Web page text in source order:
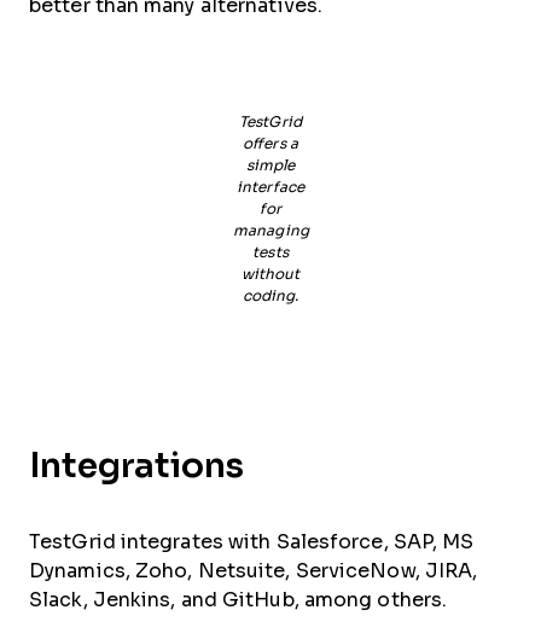
better than many alternatives.
TestGrid
offers a
simple
interface
for
managing
tests
without
coding.
Integrations
TestGrid integrates with Salesforce, SAP, MS
Dynamics, Zoho, Netsuite, ServiceNow, JIRA,
Slack, Jenkins, and GitHub, among others.